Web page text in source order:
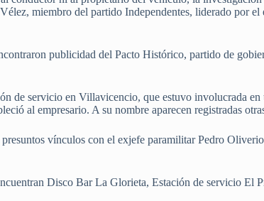
miembro del partido Independentes, liderado por
publicidad del Pacto Histórico, partido de
de servicio en Villavicencio, que estuvo involucrada
al empresario. A su nombre aparecen registradas
vínculos con el exjefe paramilitar Pedro
Disco Bar La Glorieta, Estación de servicio El